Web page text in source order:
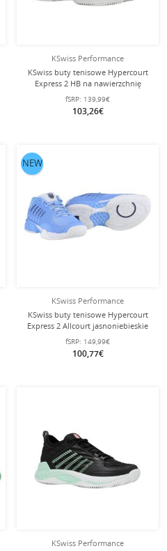
KSwiss Performance
KSwiss buty tenisowe Hypercourt
Express 2 HB na nawierzchnię
ceglaną/błotnistą
białe/orchidowe/różowe damskie
fSRP: 139,99€
103,26€
KSwiss Performance
KSwiss buty tenisowe Hypercourt
Express 2 Allcourt jasnoniebieskie
damskie
fSRP: 149,99€
100,77€
NEW
KSwiss Performance